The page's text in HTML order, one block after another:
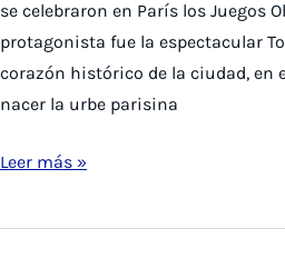
se celebraron en París los Juegos
protagonista fue la espectacular
corazón histórico de la ciudad, en
nacer la urbe parisina
Lab
a
Leer más »